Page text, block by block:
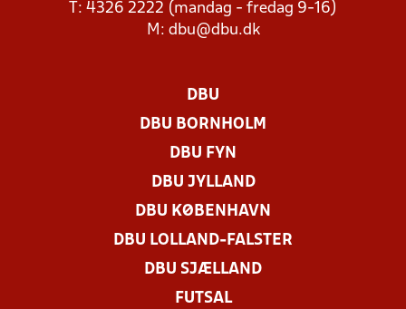
T: 4326 2222 (mandag - fredag 9-16)
M: dbu@dbu.dk
DBU
DBU BORNHOLM
DBU FYN
DBU JYLLAND
DBU KØBENHAVN
DBU LOLLAND-FALSTER
DBU SJÆLLAND
FUTSAL